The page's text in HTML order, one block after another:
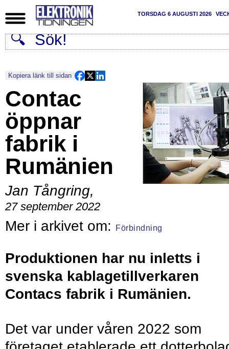
TORSDAG 6 AUGUSTI 2026
Kopiera länk till sidan
Contac
öppnar
fabrik i
Rumänien
Jan Tångring,
27 september 2022
Förbindning
Produktionen har nu inletts i
svenska kablagetillverkaren
Contacs fabrik i Rumänien.
Det var under våren 2022 som